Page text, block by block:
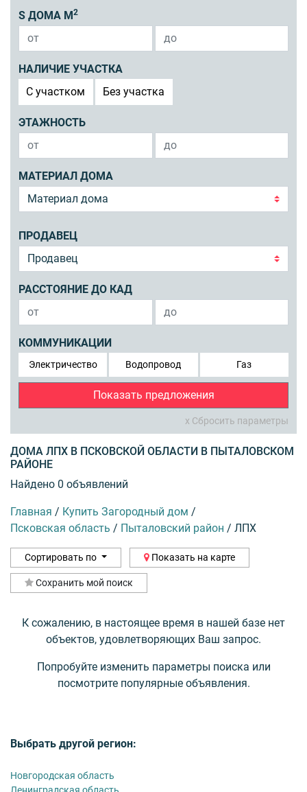
S ДОМА М 2
НАЛИЧИЕ УЧАСТКА
C участком
Без участка
ЭТАЖНОСТЬ
МАТЕРИАЛ ДОМА
ПРОДАВЕЦ
РАССТОЯНИЕ ДО КАД
КОММУНИКАЦИИ
Электричество Водопровод Газ
Показать предложения
x Сбросить параметры
ДОМА ЛПХ В ПСКОВСКОЙ ОБЛАСТИ В ПЫТАЛОВСКОМ
РАЙОНЕ
Найдено 0 объявлений
Главная / Купить Загородный дом /
Псковская область / Пыталовский район / ЛПХ
Сортировать по Показать на карте
Сохранить мой поиск
К сожалению, в настоящее время в нашей базе нет
объектов, удовлетворяющих Ваш запрос.
Попробуйте изменить параметры поиска или
посмотрите популярные объявления.
Выбрать другой регион:
Новгородская область
Ленинградская область